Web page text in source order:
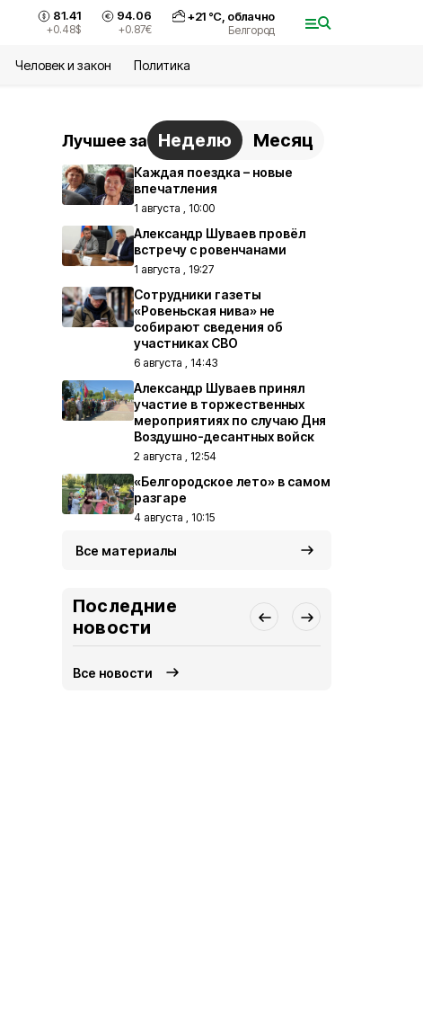
81.41
+0.48$
94.06
+0.87€
+21°С, облачно
Белгород
Человек и закон Политика
Лучшее за Неделю Месяц
Каждая поездка – новые
впечатления
1 августа , 10:00
Александр Шуваев провёл
встречу с ровенчанами
1 августа , 19:27
Сотрудники газеты
«Ровеньская нива» не
собирают сведения об
участниках СВО
6 августа , 14:43
Александр Шуваев принял
участие в торжественных
мероприятиях по случаю Дня
Воздушно-десантных войск
2 августа , 12:54
«Белгородское лето» в самом
разгаре
4 августа , 10:15
Все материалы
Последние
новости
Все новости